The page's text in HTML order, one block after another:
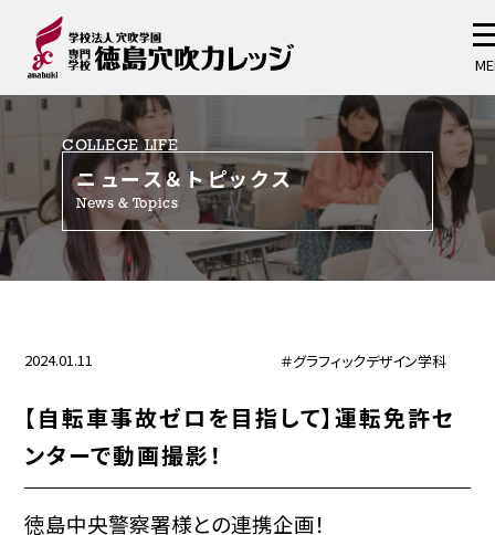
COLLEGE LIFE
ニュース＆トピックス
News & Topics
2024.01.11 ＃グラフィックデザイン学科
【自転車事故ゼロを目指して】運転免許セ
ンターで動画撮影！
徳島中央警察署様との連携企画！